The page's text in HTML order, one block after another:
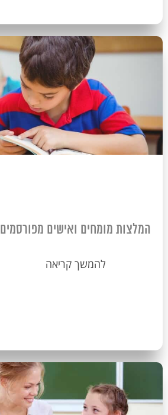
המלצות מומחים ואישים מפורסמים
להמשך קריאה